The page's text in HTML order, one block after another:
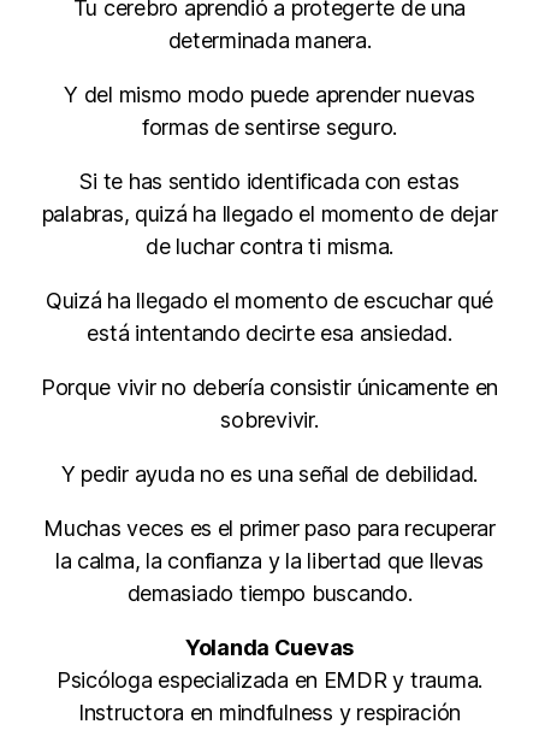
Tu cerebro aprendió a protegerte de una
determinada manera.
Y del mismo modo puede aprender nuevas
formas de sentirse seguro.
Si te has sentido identificada con estas
palabras, quizá ha llegado el momento de dejar
de luchar contra ti misma.
Quizá ha llegado el momento de escuchar qué
está intentando decirte esa ansiedad.
Porque vivir no debería consistir únicamente en
sobrevivir.
Y pedir ayuda no es una señal de debilidad.
Muchas veces es el primer paso para recuperar
la calma, la confianza y la libertad que llevas
demasiado tiempo buscando.
Yolanda Cuevas
Psicóloga especializada en EMDR y trauma.
Instructora en mindfulness y respiración